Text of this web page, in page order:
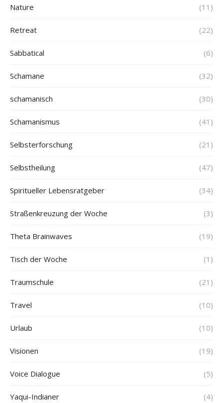
Nature (11)
Retreat (22)
Sabbatical (6)
Schamane (32)
schamanisch (30)
Schamanismus (41)
Selbsterforschung (21)
Selbstheilung (47)
Spiritueller Lebensratgeber (34)
Straßenkreuzung der Woche (3)
Theta Brainwaves (19)
Tisch der Woche (1)
Traumschule (21)
Travel (10)
Urlaub (10)
Visionen (19)
Voice Dialogue (5)
Yaqui-Indianer (4)